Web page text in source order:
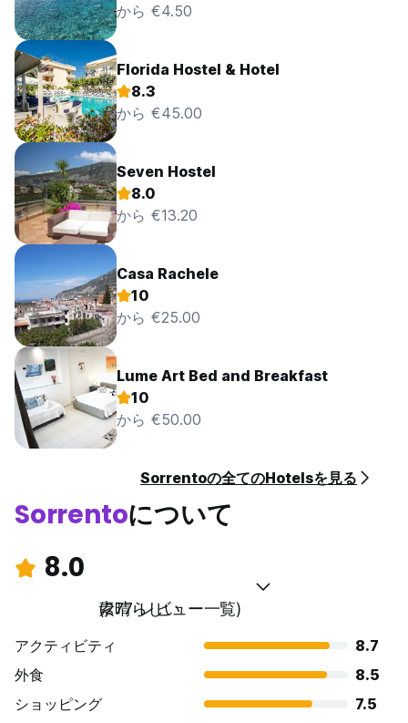
から €4.50
Florida Hostel & Hotel
8.3
から €45.00
Seven Hostel
8.0
から €13.20
Casa Rachele
10
から €25.00
Lume Art Bed and Breakfast
10
から €50.00
Sorrentoの全てのHotelsを見る
Sorrentoについて
8.0
素晴らしい
(277 レビュー一覧)
アクティビティ
8.7
外食
8.5
ショッピング
7.5